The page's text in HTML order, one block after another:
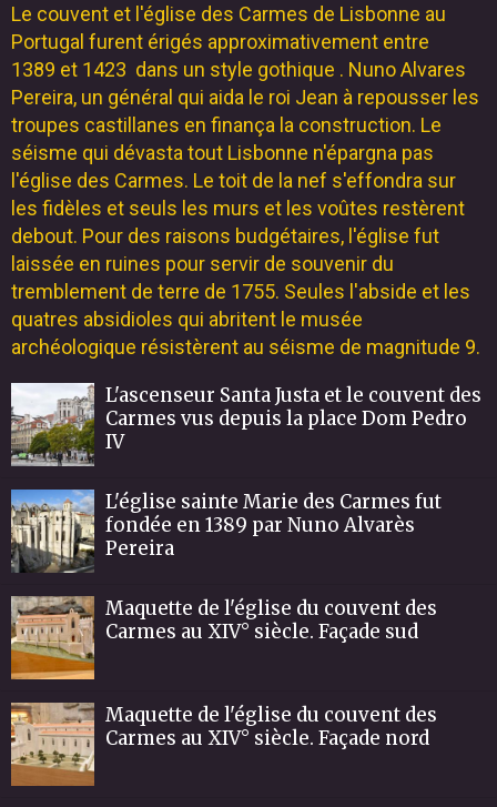
Le couvent et l'église des Carmes de Lisbonne au
Portugal furent érigés approximativement entre
1389 et 1423 dans un style gothique . Nuno Alvares
Pereira, un général qui aida le roi Jean à repousser les
troupes castillanes en finança la construction. Le
séisme qui dévasta tout Lisbonne n'épargna pas
l'église des Carmes. Le toit de la nef s'effondra sur
les fidèles et seuls les murs et les voûtes restèrent
debout. Pour des raisons budgétaires, l'église fut
laissée en ruines pour servir de souvenir du
tremblement de terre de 1755. Seules l'abside et les
quatres absidioles qui abritent le musée
archéologique résistèrent au séisme de magnitude 9.
L'ascenseur Santa Justa et le couvent des
Carmes vus depuis la place Dom Pedro
IV
L'église sainte Marie des Carmes fut
fondée en 1389 par Nuno Alvarès
Pereira
Maquette de l'église du couvent des
Carmes au XIV° siècle. Façade sud
Maquette de l'église du couvent des
Carmes au XIV° siècle. Façade nord